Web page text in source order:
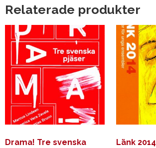
Relaterade produkter
Drama! Tre svenska
Länk 2014